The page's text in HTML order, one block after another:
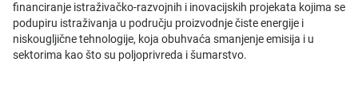
financiranje istraživačko-razvojnih i inovacijskih projekata kojima se
podupiru istraživanja u području proizvodnje čiste energije i
niskougljične tehnologije, koja obuhvaća smanjenje emisija i u
sektorima kao što su poljoprivreda i šumarstvo.